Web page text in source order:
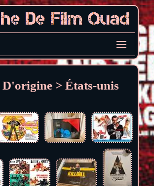
D'origine > États-unis